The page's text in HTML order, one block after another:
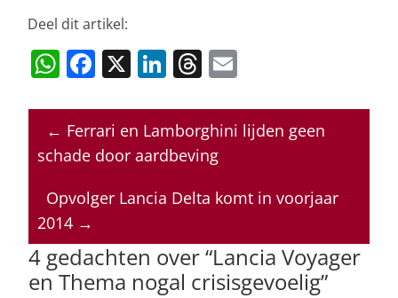
Deel dit artikel:
W
at
s
p
p
F
c
e
o
o
k
X Li
k
e
n
T
re
a
d
s
ai
l
← Ferrari en Lamborghini lijden geen
schade door aardbeving
Opvolger Lancia Delta komt in voorjaar
2014 →
4 gedachten over “Lancia Voyager
en Thema nogal crisisgevoelig”